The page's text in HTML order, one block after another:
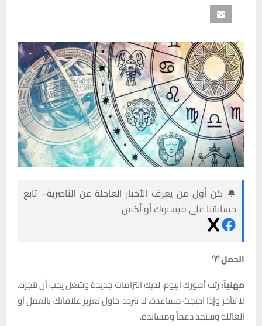
🔔 كن أول من يعرف الأخبار العاجلة عن الناصرية– تابع
حساباتنا على فيسبوك أو أكس
الحمل ♈
مهنياً:رتب أمورك اليوم، لديك التزامات جديدة وشغل يجب أن تنجزه.
لا تتأخر وإذا احتجت مساعدة، لا تتردد. حاول تعزيز علاقاتك بالعمل أو
العائلة وستجد دعماً ومساندة.